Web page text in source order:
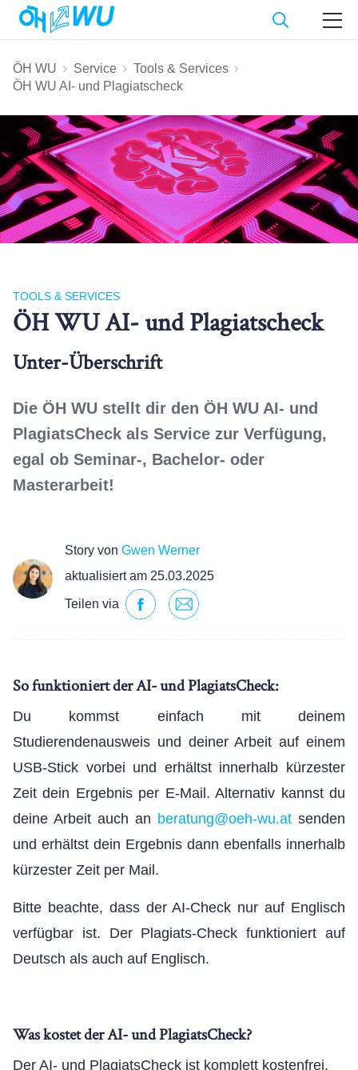
ÖH WU Service
Tools & Services
ÖH WU AI- und Plagiatscheck
TOOLS & SERVICES
ÖH WU AI- und Plagiatscheck
Unter-Überschrift
Die ÖH WU stellt dir den ÖH WU AI- und
PlagiatsCheck als Service zur Verfügung,
egal ob Seminar-, Bachelor- oder
Masterarbeit!
Story von Gwen Werner
aktualisiert am 25.03.2025
Teilen via
So funktioniert der AI- und PlagiatsCheck:
Du kommst einfach mit deinem
Studierendenausweis und deiner Arbeit auf einem
USB-Stick vorbei und erhältst innerhalb kürzester
Zeit dein Ergebnis per E-Mail. Alternativ kannst du
deine Arbeit auch an beratung@oeh-wu.at senden
und erhältst dein Ergebnis dann ebenfalls innerhalb
kürzester Zeit per Mail.
Bitte beachte, dass der AI-Check nur auf Englisch
verfügbar ist. Der Plagiats-Check funktioniert auf
Deutsch als auch auf Englisch.
Was kostet der AI- und PlagiatsCheck?
Der AI- und PlagiatsCheck ist komplett kostenfrei.